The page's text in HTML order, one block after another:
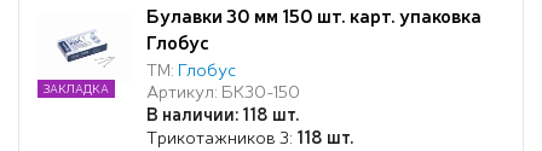
Булавки 30 мм 150 шт. карт. упаковка
Глобус
ТМ: Глобус
Артикул: БК30-150
В наличии: 118 шт.
Трикотажников 3: 118 шт.
ЗАКЛАДКА